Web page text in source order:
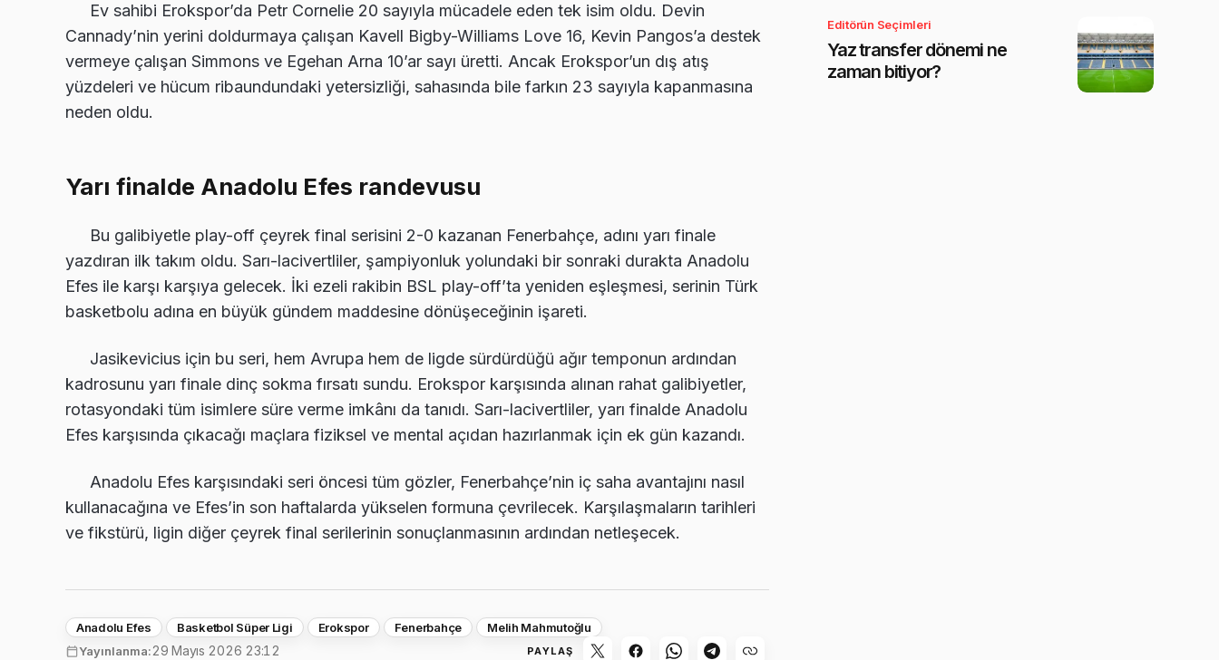
Ev sahibi Erokspor’da Petr Cornelie 20 sayıyla mücadele eden tek isim oldu. Devin
Cannady’nin yerini doldurmaya çalışan Kavell Bigby-Williams Love 16, Kevin Pangos’a destek
vermeye çalışan Simmons ve Egehan Arna 10’ar sayı üretti. Ancak Erokspor’un dış atış
yüzdeleri ve hücum ribaundundaki yetersizliği, sahasında bile farkın 23 sayıyla kapanmasına
neden oldu.
Yarı finalde Anadolu Efes randevusu
Bu galibiyetle play-off çeyrek final serisini 2-0 kazanan Fenerbahçe, adını yarı finale
yazdıran ilk takım oldu. Sarı-lacivertliler, şampiyonluk yolundaki bir sonraki durakta Anadolu
Efes ile karşı karşıya gelecek. İki ezeli rakibin BSL play-off’ta yeniden eşleşmesi, serinin Türk
basketbolu adına en büyük gündem maddesine dönüşeceğinin işareti.
Jasikevicius için bu seri, hem Avrupa hem de ligde sürdürdüğü ağır temponun ardından
kadrosunu yarı finale dinç sokma fırsatı sundu. Erokspor karşısında alınan rahat galibiyetler,
rotasyondaki tüm isimlere süre verme imkânı da tanıdı. Sarı-lacivertliler, yarı finalde Anadolu
Efes karşısında çıkacağı maçlara fiziksel ve mental açıdan hazırlanmak için ek gün kazandı.
Anadolu Efes karşısındaki seri öncesi tüm gözler, Fenerbahçe’nin iç saha avantajını nasıl
kullanacağına ve Efes’in son haftalarda yükselen formuna çevrilecek. Karşılaşmaların tarihleri
ve fikstürü, ligin diğer çeyrek final serilerinin sonuçlanmasının ardından netleşecek.
Anadolu Efes Basketbol Süper Ligi Erokspor Fenerbahçe
Melih Mahmutoğlu
Yayınlanma:29 Mayıs 2026 23:12 PAYLAŞ
Editörün Seçimleri
Yaz transfer dönemi ne
zaman bitiyor?